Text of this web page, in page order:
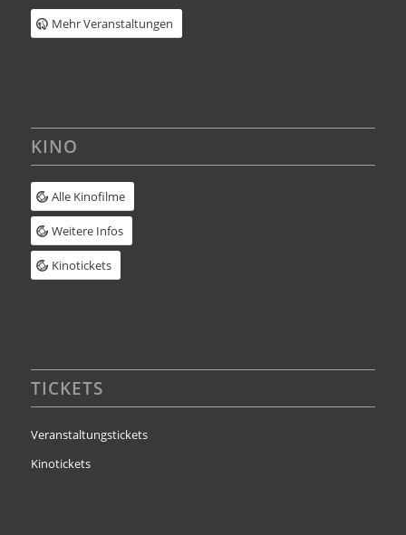
Mehr Veranstaltungen
KINO
Alle Kinofilme
Weitere Infos
Kinotickets
TICKETS
Veranstaltungstickets
Kinotickets